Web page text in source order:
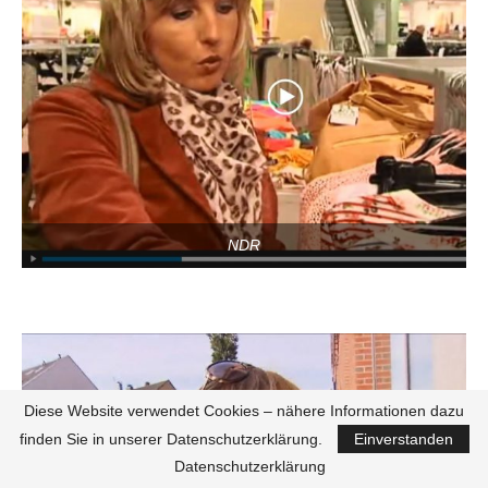
NDR
Diese Website verwendet Cookies – nähere Informationen dazu
finden Sie in unserer Datenschutzerklärung.
Einverstanden
Datenschutzerklärung